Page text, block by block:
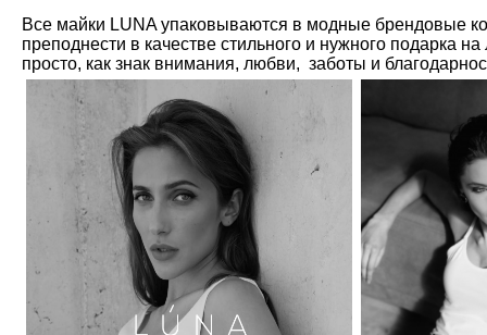
Все майки LUNA упаковываются в модные брендовые
преподнести в качестве стильного и нужного подарка
просто, как знак внимания, любви, заботы и